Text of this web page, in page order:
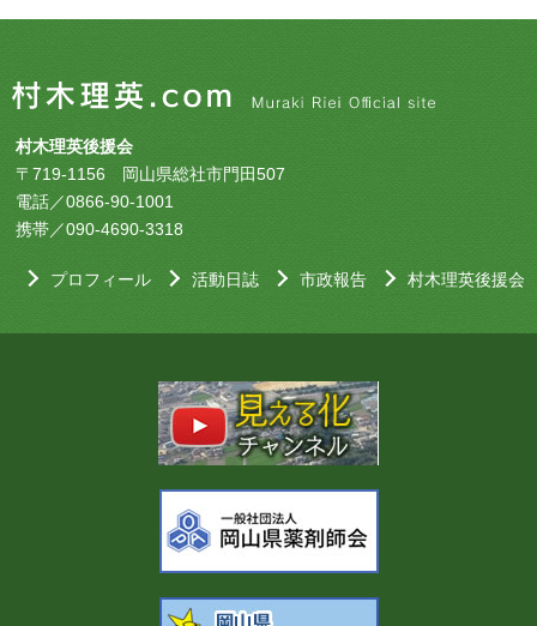
村木理英後援会
〒719-1156 岡山県総社市門田507
電話／0866-90-1001
携帯／090-4690-3318
プロフィール 活動日誌 市政報告 村木理英後援会